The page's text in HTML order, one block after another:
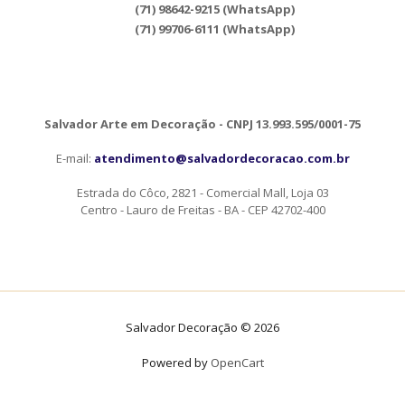
(71) 98642-9215 (WhatsApp)
(71) 99706-6111 (WhatsApp)
Salvador Arte em Decoração - CNPJ 13.993.595/0001-75
E-mail: atendimento@salvadordecoracao.com.br
Estrada do Côco, 2821 - Comercial Mall, Loja 03
Centro - Lauro de Freitas - BA - CEP 42702-400
Salvador Decoração © 2026
Powered by OpenCart